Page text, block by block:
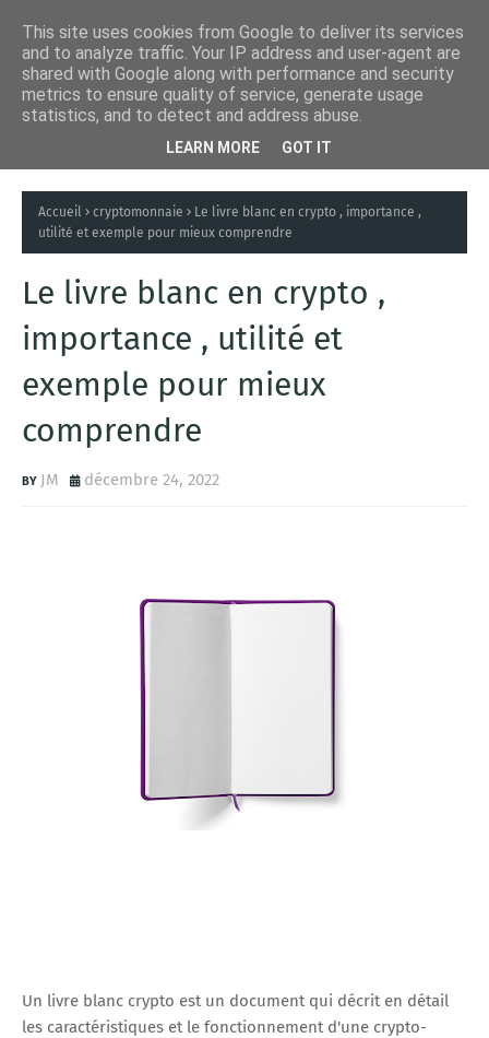
Accueil cryptomonnaie
Le livre blanc en crypto , importance ,
utilité et exemple pour mieux comprendre
Le livre blanc en crypto ,
importance , utilité et
exemple pour mieux
comprendre
JM décembre 24, 2022
Un livre blanc crypto est un document qui décrit en détail
les caractéristiques et le fonctionnement d'une crypto-
This site uses cookies from Google to deliver its services
and to analyze traffic. Your IP address and user-agent are
shared with Google along with performance and security
metrics to ensure quality of service, generate usage
statistics, and to detect and address abuse.
LEARN MORE GOT IT